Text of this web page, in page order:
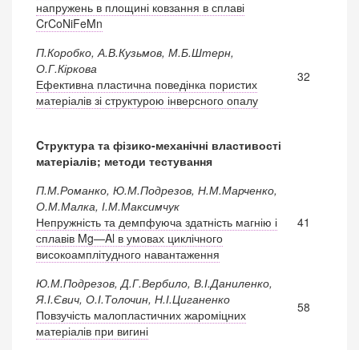
напружень в площині ковзання в сплаві
CrCoNiFeMn
П.Коробко, А.В.Кузьмов, М.Б.Штерн,
О.Г.Кіркова
Ефективна пластична поведінка пористих
матеріалів зі структурою інверсного опалу
32
Cтруктура та фізико-механічні властивості
матеріалів; методи тестування
П.М.Романко, Ю.М.Подрезов, Н.М.Марченко,
О.М.Малка, І.М.Максимчук
Непружність та демпфуюча здатність магнію і
сплавів Mg—Al в умовах циклічного
високоамплітудного навантаження
41
Ю.М.Подрезов, Д.Г.Вербило, В.І.Даниленко,
Я.І.Євич, О.І.Толочин, Н.І.Циганенко
Повзучість малопластичних жароміцних
матеріалів при вигині
58